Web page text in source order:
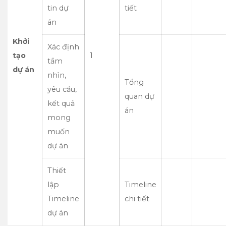
Khởi
tạo
dự án
1
tin dự
án
tiết
Xác định
tầm
nhìn,
yêu cầu,
kết quả
mong
muốn
dự án
Tổng
quan dự
án
Thiết
lập
Timeline
dự án
Timeline
chi tiết